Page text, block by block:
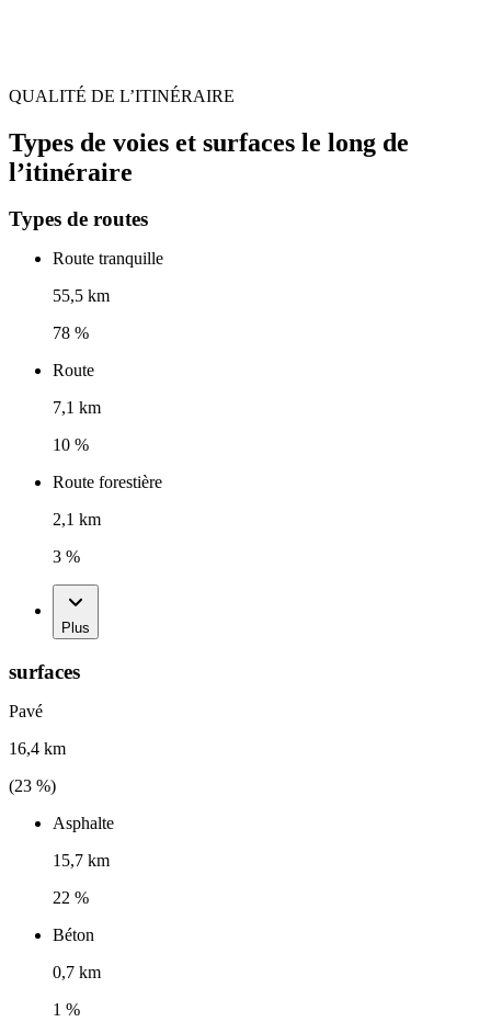
QUALITÉ DE L’ITINÉRAIRE
Types de voies et surfaces le long de
l’itinéraire
Types de routes
Route tranquille
55,5 km
78 %
Route
7,1 km
10 %
Route forestière
2,1 km
3 %
Plus
surfaces
Pavé
16,4 km
(23 %)
Asphalte
15,7 km
22 %
Béton
0,7 km
1 %